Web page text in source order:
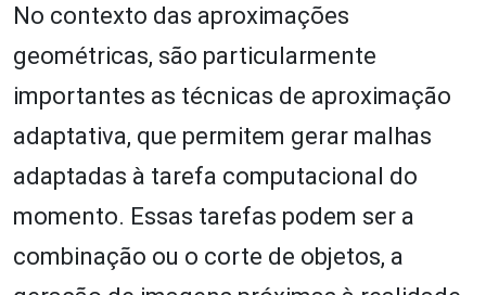
No contexto das aproximações
geométricas, são particularmente
importantes as técnicas de aproximação
adaptativa, que permitem gerar malhas
adaptadas à tarefa computacional do
momento. Essas tarefas podem ser a
combinação ou o corte de objetos, a